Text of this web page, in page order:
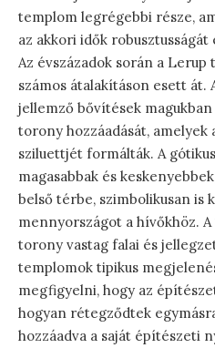
templom legrégebbi része,
az akkori idők robusztusságát
Az évszázadok során a
számos átalakításon esett át.
jellemző bővítések
torony hozzáadását,
sziluettjét formálták. A
magasabbak és
belső térbe, szimbolikusan is
mennyországot a hívőkhöz.
torony vastag falai és
templomok tipikus
megfigyelni, hogy az
hogyan rétegződtek
hozzáadva a saját építészeti